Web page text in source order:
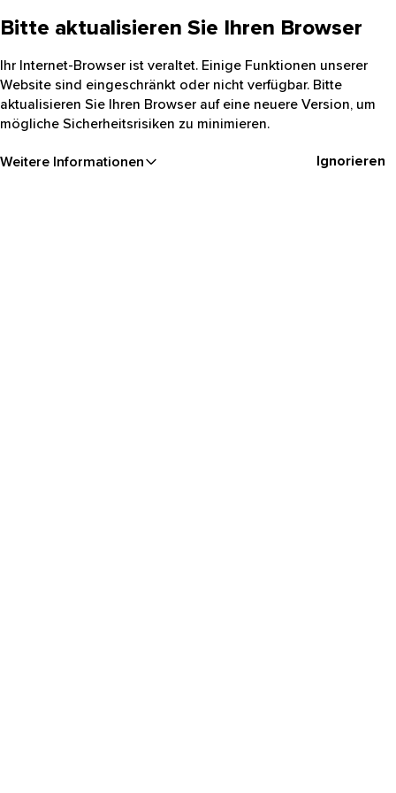
Bitte aktualisieren Sie Ihren Browser
Ihr Internet-Browser ist veraltet. Einige Funktionen unserer
Website sind eingeschränkt oder nicht verfügbar. Bitte
aktualisieren Sie Ihren Browser auf eine neuere Version, um
mögliche Sicherheitsrisiken zu minimieren.
Weitere Informationen Ignorieren